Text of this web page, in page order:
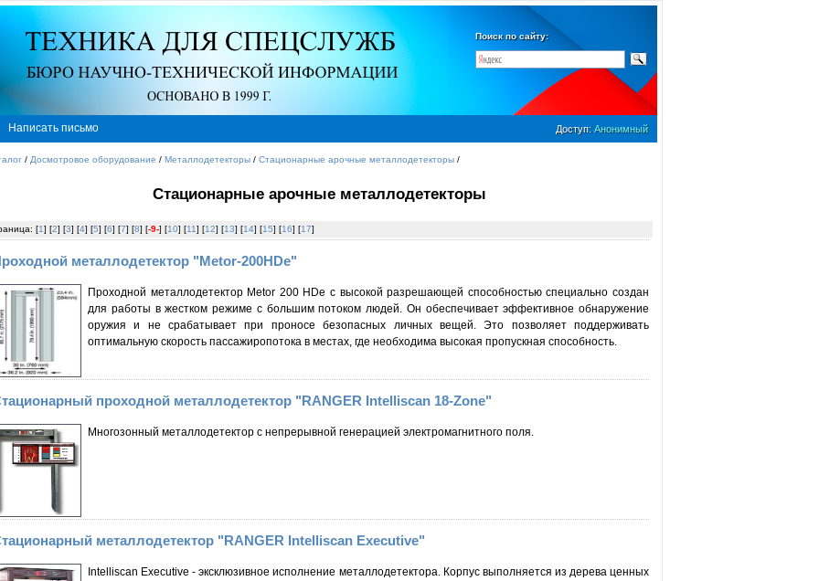
Поиск по сайту:
Написать письмо Доступ: Анонимный
/ Досмотровое оборудование / Металлодетекторы / Стационарные арочные металлодетекторы /
Стационарные арочные металлодетекторы
[1] [2] [3] [4] [5] [6] [7] [8] [-9-] [10] [11] [12] [13] [14] [15] [16] [17]
металлодетектор "Metor-200HDe"
Проходной металлодетектор Metor 200 HDe с высокой разрешающей способностью специально создан
для работы в жестком режиме с большим потоком людей. Он обеспечивает эффективное обнаружение
оружия и не срабатывает при проносе безопасных личных вещей. Это позволяет поддерживать
оптимальную скорость пассажиропотока в местах, где необходима высокая пропускная способность.
проходной металлодетектор "RANGER Intelliscan 18-Zone"
Многозонный металлодетектор с непрерывной генерацией электромагнитного поля.
металлодетектор "RANGER Intelliscan Executive"
Intelliscan Executive - эксклюзивное исполнение металлодетектора. Корпус выполняется из дерева ценных